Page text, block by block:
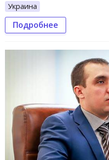
Украина
Подробнее